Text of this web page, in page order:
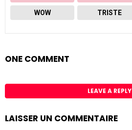
WOW TRISTE
ONE COMMENT
LEAVE A REPLY
LAISSER UN COMMENTAIRE